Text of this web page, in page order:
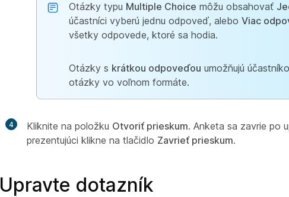
Otázky typu Multiple Choice môžu obsahovať
účastníci vyberú jednu odpoveď, alebo Viac
všetky odpovede, ktoré sa hodia.
Otázky s krátkou odpoveďou umožňujú
otázky vo voľnom formáte.
4 Kliknite na položku Otvoriť prieskum. Anketa sa zavrie po
prezentujúci klikne na tlačidlo Zavrieť prieskum.
Upravte dotazník